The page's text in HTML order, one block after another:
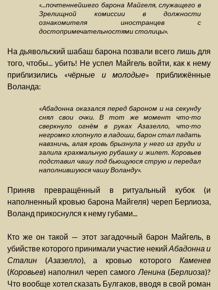
«...почтеннейшего барона Майгеля, служащего в
Зрелищной комиссии в должности
ознакомителя иностранцев с
достопримечательностями столицы».
На дьявольский шабаш барона позвали всего лишь для
того, чтобы... убить! Не успел Майгель войти, как к нему
приблизились «чёрные и молодые» приближённые
Воланда:
«Абадонна оказался перед бароном и на секунду
снял свои очки. В тот же момент что-то
сверкнуло огнём в руках Азазелло, что-то
негромко хлопнуло в ладоши, барон стал падать
навзничь, алая кровь брызнула у него из груди и
залила крахмальную рубашку и жилет. Коровьев
подставил чашу под бьющуюся струю и передал
наполнившуюся чашу Воланду».
Приняв превращённый в ритуальный кубок (и
наполненный кровью барона Майгеля) череп Берлиоза,
Воланд прикоснулся к нему губами...
Кто же он такой — этот загадочный барон Майгель, в
убийстве которого принимали участие некий Абадонна и
Сталин (Азазелло), а кровью которогоКаменев
(Коровьев) наполнил череп самогоЛенина (Берлиоза)?
Что вообще хотел сказать Булгаков, вводя в свой роман